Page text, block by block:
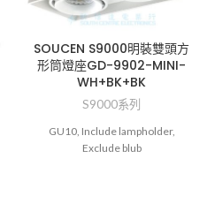
SOUCEN S9000明裝雙頭方
形筒燈座GD-9902-MINI-
WH+BK+BK
S9000系列
GU10, Include lampholder,
Exclude blub